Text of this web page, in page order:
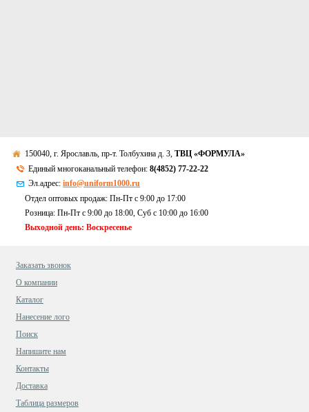
150040, г. Ярославль, пр-т. Толбухина д. 3,ТВЦ «ФОРМУЛА»
Единый многоканальный телефон:8(4852) 77-22-22
Эл.адрес:info@uniform1000.ru
Отдел оптовых продаж: Пн-Пт с 9:00 до 17:00
Розница: Пн-Пт с 9:00 до 18:00, Суб c 10:00 до 16:00
Выходной день: Воскресенье
Заказать звонок
О компании
Каталог
Нанесение лого
Поиск
Напишите нам
Контакты
Доставка
Таблица размеров